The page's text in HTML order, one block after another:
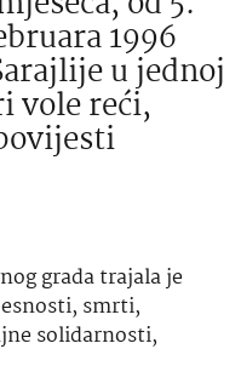
1996
u jednoj
vole reći,
grada trajala je
smrti,
solidarnosti,